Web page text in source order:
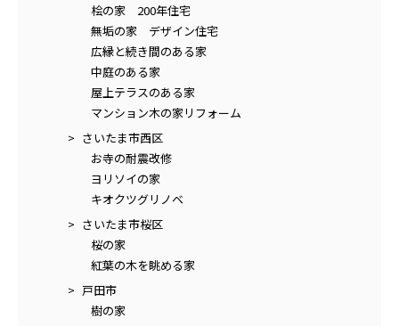
桧の家 200年住宅
無垢の家 デザイン住宅
広縁と続き間のある家
中庭のある家
屋上テラスのある家
マンション木の家リフォーム
さいたま市西区
お寺の耐震改修
ヨリソイの家
キオクツグリノベ
さいたま市桜区
桜の家
紅葉の木を眺める家
戸田市
樹の家